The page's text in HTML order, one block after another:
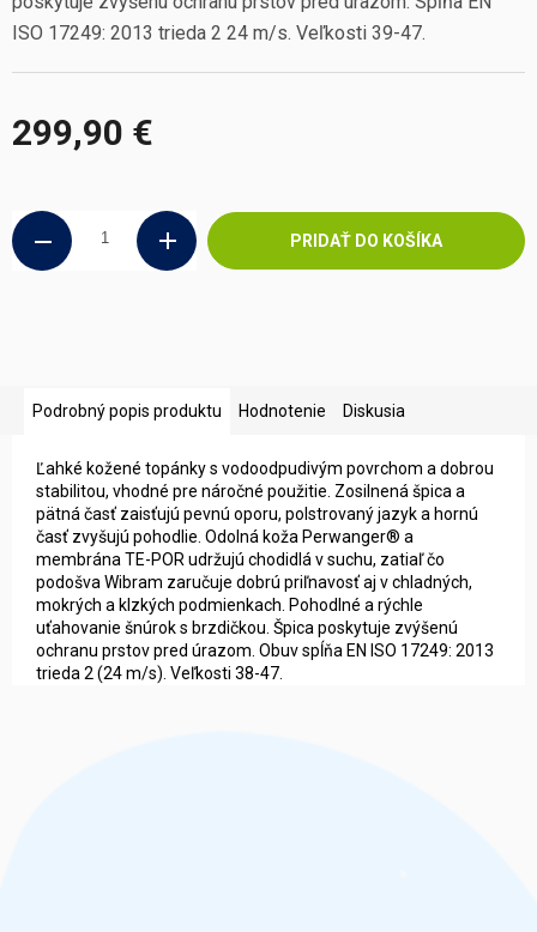
299,90 €
PRIDAŤ DO KOŠÍKA
ISO 17249: 2013 trieda 2 24 m/s. Veľkosti 39-47.
Podrobný popis produktu Hodnotenie Diskusia
Ľahké kožené topánky s vodoodpudivým povrchom a dobrou
stabilitou, vhodné pre náročné použitie. Zosilnená špica a
pätná časť zaisťujú pevnú oporu, polstrovaný jazyk a hornú
časť zvyšujú pohodlie. Odolná koža Perwanger® a
membrána TE-POR udržujú chodidlá v suchu, zatiaľ čo
podošva Wibram zaručuje dobrú priľnavosť aj v chladných,
mokrých a klzkých podmienkach. Pohodlné a rýchle
uťahovanie šnúrok s brzdičkou. Špica poskytuje zvýšenú
ochranu prstov pred úrazom. Obuv spĺňa EN ISO 17249: 2013
trieda 2 (24 m/s). Veľkosti 38-47.